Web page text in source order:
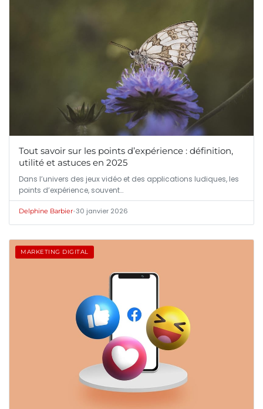
Tout savoir sur les points d’expérience : définition,
utilité et astuces en 2025
Dans l’univers des jeux vidéo et des applications ludiques, les
points d’expérience, souvent…
Delphine Barbier•30 janvier 2026
MARKETING DIGITAL